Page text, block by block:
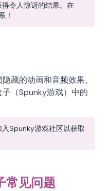
令人惊讶的结果。在
！
藏的动画和音频效果。
（Spunky游戏）中的
Spunky游戏社区以获取
常见问题